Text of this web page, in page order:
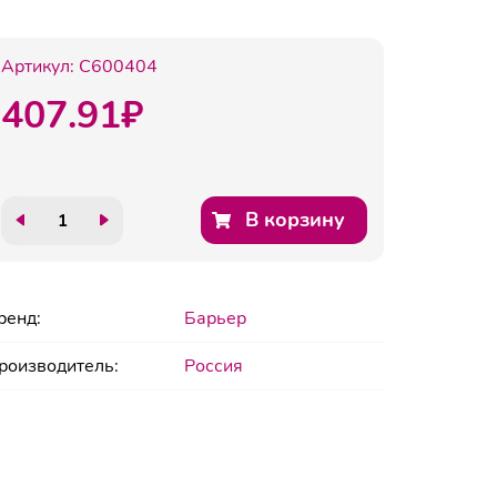
Артикул: C600404
407.91₽
В корзину
Барьер
Россия